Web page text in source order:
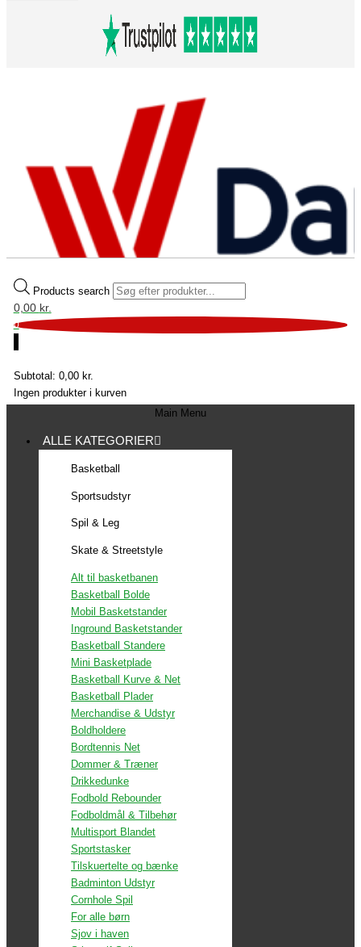
Products search
0,00 kr.
0
Subtotal: 0,00 kr.
Ingen produkter i kurven
Main Menu
ALLE KATEGORIER
Basketball
Sportsudstyr
Spil & Leg
Skate & Streetstyle
Alt til basketbanen
Basketball Bolde
Mobil Basketstander
Inground Basketstander
Basketball Standere
Mini Basketplade
Basketball Kurve & Net
Basketball Plader
Merchandise & Udstyr
Boldholdere
Bordtennis Net
Dommer & Træner
Drikkedunke
Fodbold Rebounder
Fodboldmål & Tilbehør
Multisport Blandet
Sportstasker
Tilskuertelte og bænke
Badminton Udstyr
Cornhole Spil
For alle børn
Sjov i haven